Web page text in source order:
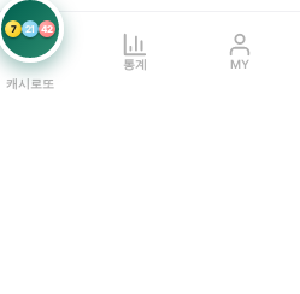
7 21 42
캐시로또
통계 MY